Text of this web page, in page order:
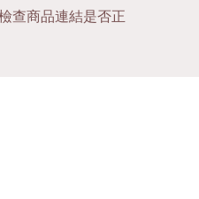
查商品連結是否正